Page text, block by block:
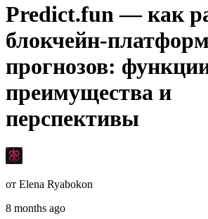
Predict.fun — как
блокчейн-
прогнозов:
преимущества и
перспективы
от Elena Ryabokon
8 months ago